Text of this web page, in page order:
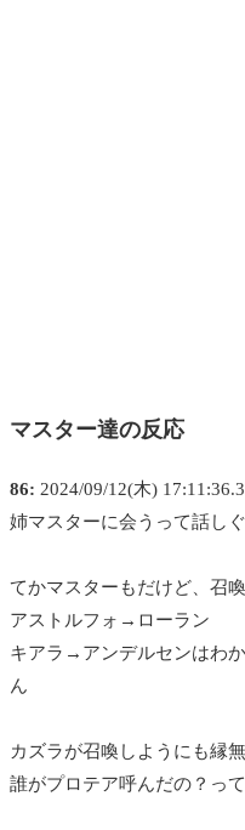
マスター達の反応
86: 2024/09/12(木)
姉マスターに会うって話し
てかマスターもだけど、召
アストルフォ→ローラン
キアラ→アンデルセンはわ
ん
カズラが召喚しようにも縁
誰がプロテア呼んだの？っ